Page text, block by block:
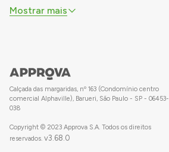
Mostrar mais
Calçada das margaridas, nº 163 (Condomínio centro
comercial Alphaville), Barueri, São Paulo - SP - 06453-
038
Copyright © 2023 Approva S.A. Todos os direitos
reservados. v3.68.0